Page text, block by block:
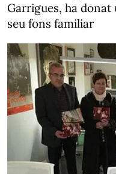
Garrigues, ha
seu fons familiar